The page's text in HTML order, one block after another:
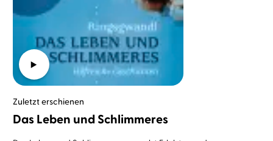
Zuletzt erschienen
Das Leben und Schlimmeres